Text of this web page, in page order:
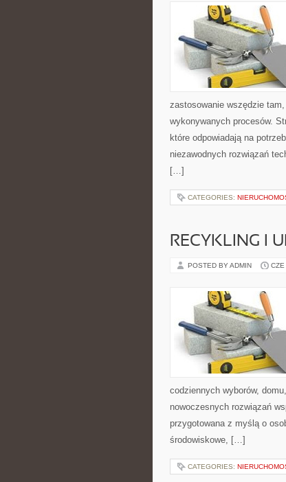
zastosowanie wszędzie
wykonywanych procesów.
które odpowiadają na
niezawodnych rozwiązań
[…]
CATEGORIES:
RECYKLING I
POSTED BY ADMIN
codziennych wyborów,
nowoczesnych rozwiązań
przygotowana z myślą o
środowiskowe, […]
CATEGORIES: